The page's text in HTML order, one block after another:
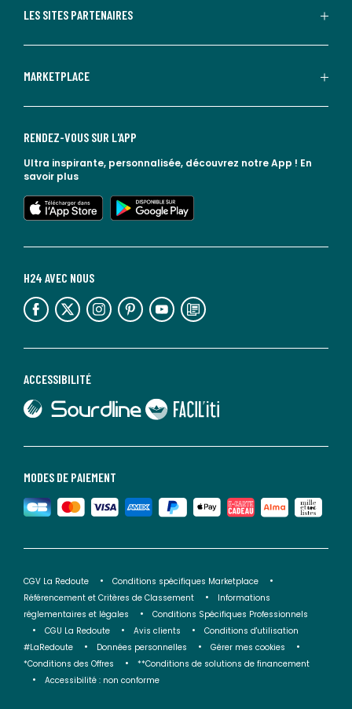
LES SITES PARTENAIRES
MARKETPLACE
MODES DE PAIEMENT
ACCESSIBILITÉ
lien vers Sourdline
lien vers Faciliti
H24 AVEC NOUS
lien vers l'espace réseaux sociaux lien vers l'espace réseaux sociaux lien vers l'espace réseaux sociaux lien vers l'espace réseaux sociaux lien vers l'espace réseaux sociaux lien vers le blog la redoute
RENDEZ-VOUS SUR L'APP
Ultra inspirante, personnalisée, découvrez notre App ! En
savoir plus
lien vers l'app store
lien vers google play
CGV La Redoute
Conditions spécifiques Marketplace
Référencement et Critères de Classement
Informations
réglementaires et légales
Conditions Spécifiques Professionnels
CGU La Redoute
Avis clients
Conditions d'utilisation
#LaRedoute
Données personnelles
Gérer mes cookies
*Conditions des Offres
**Conditions de solutions de financement
Accessibilité : non conforme